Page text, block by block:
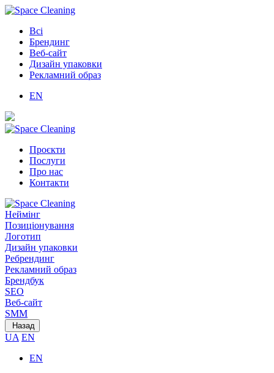
Всі
Брендинг
Веб-сайт
Дизайн упаковки
Рекламний образ
EN
Проєкти
Послуги
Про нас
Контакти
Неймінг
Позиціонування
Логотип
Дизайн упаковки
Ребрендинг
Рекламний образ
Брендбук
SEO
Веб-сайт
SMM
Назад
UA EN
EN